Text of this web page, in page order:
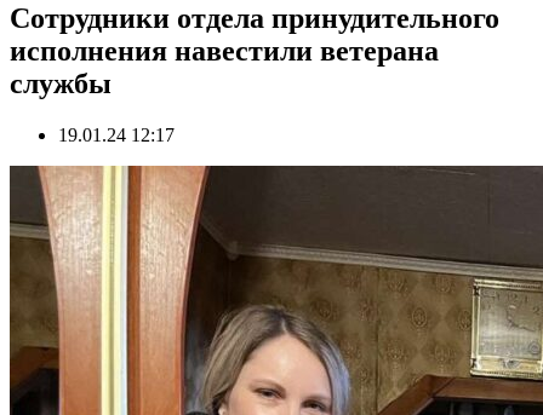
Сотрудники отдела принудительного
исполнения навестили ветерана
службы
19.01.24 12:17